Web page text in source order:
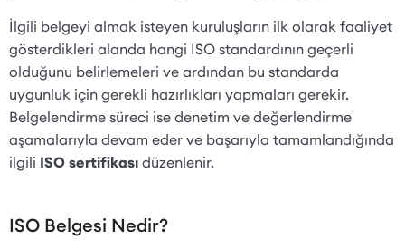
İlgili belgeyi almak isteyen kuruluşların ilk olarak faaliyet
gösterdikleri alanda hangi ISO standardının geçerli
olduğunu belirlemeleri ve ardından bu standarda
uygunluk için gerekli hazırlıkları yapmaları gerekir.
Belgelendirme süreci ise denetim ve değerlendirme
aşamalarıyla devam eder ve başarıyla tamamlandığında
ilgili ISO sertifikası düzenlenir.
ISO Belgesi Nedir?